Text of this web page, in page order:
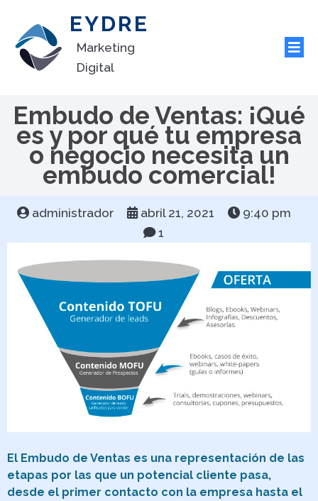
EYDRE
Marketing
Digital
Embudo de Ventas: ¡Qué
es y por qué tu empresa
o negocio necesita un
embudo comercial!
administrador abril 21, 2021
9:40 pm
1
El Embudo de Ventas es una representación de las
etapas por las que un potencial cliente pasa,
desde el primer contacto con la empresa hasta el